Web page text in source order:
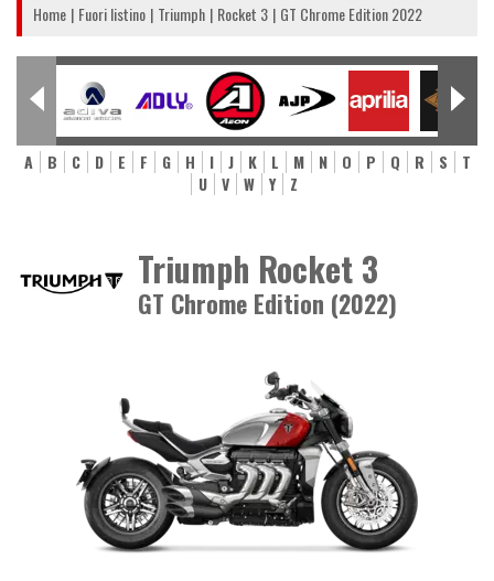
Home Fuori listino Triumph Rocket 3 GT Chrome Edition 2022
A B C D E F G H I J K L M N O P Q R S
T
U
V W Y Z
Triumph Rocket 3
GT Chrome Edition (2022)